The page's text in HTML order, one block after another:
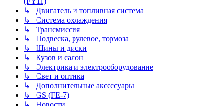
↳ Двигатель и топливная система
↳ Система охлаждения
↳ Трансмиссия
↳ Подвеска, рулевое, тормоза
↳ Шины и диски
↳ Кузов и салон
↳ Электрика и электрооборудование
↳ Свет и оптика
↳ Дополнительные аксессуары
↳ GS (FE-7)
↳ Новости